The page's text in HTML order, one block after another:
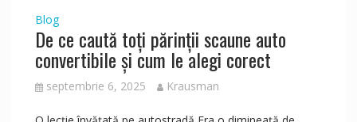
Blog
De ce caută toți părinții scaune auto
convertibile și cum le alegi corect
septembrie 6, 2025 Krausman